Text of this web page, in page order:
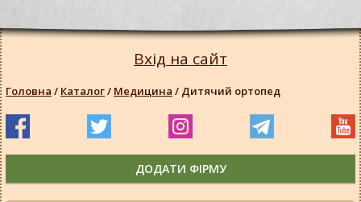
Вхід на сайт
Головна / Каталог/ Медицина / Дитячий ортопед
ДОДАТИ ФІРМУ